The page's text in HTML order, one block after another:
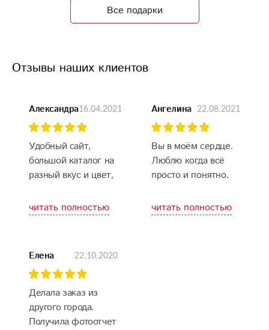
Все подарки
Отзывы наших клиентов
Александра16.04.2021
Удобный сайт,
большой каталог на
разный вкус и цвет,
это красота цветов и
их бесподобный
читать полностью
Ангелина 22.08.2021
Вы в моём сердце.
Люблю когда всё
просто и понятно.
спасибо. Все было
отлично: доставка,
читать полностью
Елена 22.10.2020
Делала заказ из
другого города.
Получила фотоотчет